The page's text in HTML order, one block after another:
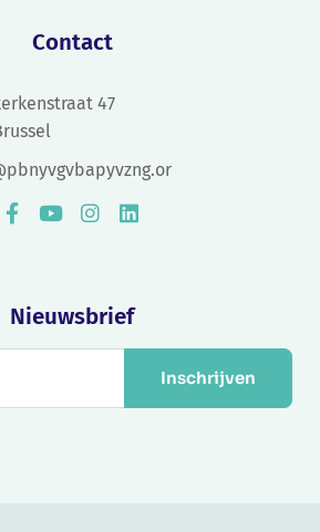
Contact
47
Nieuwsbrief
Inschrijven